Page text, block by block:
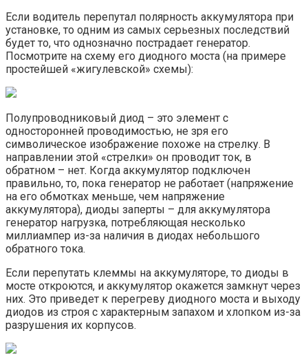
Если водитель перепутал полярность аккумулятора при
установке, то одним из самых серьезных последствий
будет то, что однозначно пострадает генератор.
Посмотрите на схему его диодного моста (на примере
простейшей «жигулевской» схемы):
Полупроводниковый диод – это элемент с
односторонней проводимостью, не зря его
символическое изображение похоже на стрелку. В
направлении этой «стрелки» он проводит ток, в
обратном – нет. Когда аккумулятор подключен
правильно, то, пока генератор не работает (напряжение
на его обмотках меньше, чем напряжение
аккумулятора), диоды заперты – для аккумулятора
генератор нагрузка, потребляющая несколько
миллиампер из-за наличия в диодах небольшого
обратного тока.
Если перепутать клеммы на аккумуляторе, то диоды в
мосте откроются, и аккумулятор окажется замкнут через
них. Это приведет к перегреву диодного моста и выходу
диодов из строя с характерным запахом и хлопком из-за
разрушения их корпусов.